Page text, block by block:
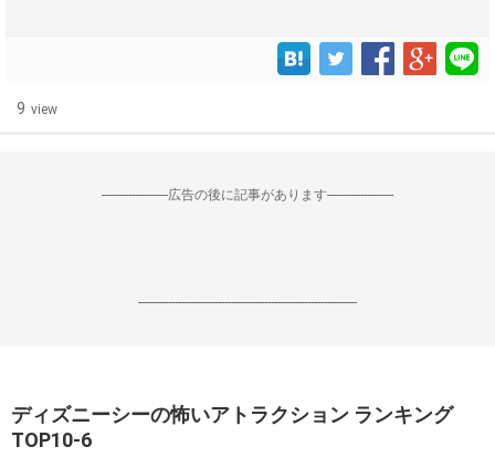
9 view
--------------------広告の後に記事があります--------------------
------------------------------------------------------------------
ディズニーシーの怖いアトラクション ランキング
TOP10-6